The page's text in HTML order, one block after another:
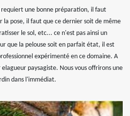
requiert une bonne préparation, il faut
la pose, il faut que ce dernier soit de même
le sol, etc... ce n'est pas ainsi un
que la pelouse soit en parfait état, il est
expérimenté en ce domaine. A
paysagiste. Nous vous offrirons une
dans l'immédiat.